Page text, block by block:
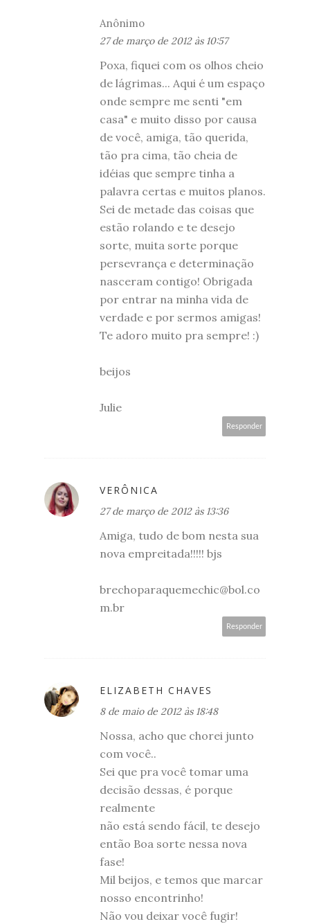
Anônimo
27 de março de 2012 às 10:57
Poxa, fiquei com os olhos cheio
de lágrimas... Aqui é um espaço
onde sempre me senti "em
casa" e muito disso por causa
de você, amiga, tão querida,
tão pra cima, tão cheia de
idéias que sempre tinha a
palavra certas e muitos planos.
Sei de metade das coisas que
estão rolando e te desejo
sorte, muita sorte porque
persevrança e determinação
nasceram contigo! Obrigada
por entrar na minha vida de
verdade e por sermos amigas!
Te adoro muito pra sempre! :)
beijos
Julie
Responder
VERÔNICA
27 de março de 2012 às 13:36
Amiga, tudo de bom nesta sua
nova empreitada!!!!! bjs
brechoparaquemechic@bol.co
m.br
Responder
ELIZABETH CHAVES
8 de maio de 2012 às 18:48
Nossa, acho que chorei junto
com você..
Sei que pra você tomar uma
decisão dessas, é porque
realmente
não está sendo fácil, te desejo
então Boa sorte nessa nova
fase!
Mil beijos, e temos que marcar
nosso encontrinho!
Não vou deixar você fugir!